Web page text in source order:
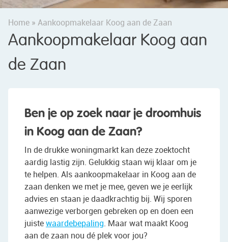
Home » Aankoopmakelaar Koog aan de Zaan
Aankoopmakelaar Koog aan
de Zaan
Ben je op zoek naar je droomhuis
in Koog aan de Zaan?
In de drukke woningmarkt kan deze zoektocht
aardig lastig zijn. Gelukkig staan wij klaar om je
te helpen. Als aankoopmakelaar in Koog aan de
zaan denken we met je mee, geven we je eerlijk
advies en staan je daadkrachtig bij. Wij sporen
aanwezige verborgen gebreken op en doen een
juistewaardebepaling. Maar wat maakt Koog
aan de zaan nou dé plek voor jou?